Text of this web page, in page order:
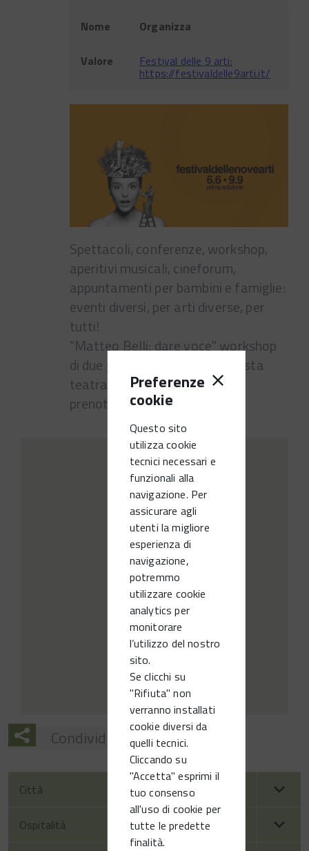
Preferenze
cookie
Questo sito
utilizza cookie
tecnici necessari e
funzionali alla
navigazione. Per
assicurare agli
utenti la migliore
esperienza di
navigazione,
potremmo
utilizzare cookie
analytics per
monitorare
l’utilizzo del nostro
sito.
Se clicchi su
"Rifiuta" non
verranno installati
cookie diversi da
quelli tecnici.
Cliccando su
"Accetta" esprimi il
tuo consenso
all'uso di cookie per
tutte le predette
finalità.
Nome Organizza
Valore Festival delle 9 arti:
https://festivaldelle9arti.it/
Spettacoli, conferenze, workshop,
aperitivi musicali, cineforum,
appuntamenti per bambini e famiglie:
eventi diversi, per arti diverse, per
tutti!
"Matteo Belli: dare voce" workshop
di due giorni con l'attore e regista
teatrale Matteo Belli. Info e
prenotazioni nel sito.
Condividi
Città
Ospitalità